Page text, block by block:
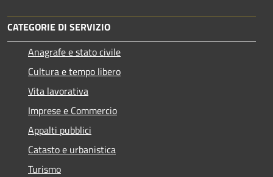
CATEGORIE DI SERVIZIO
Anagrafe e stato civile
Cultura e tempo libero
Vita lavorativa
Imprese e Commercio
Appalti pubblici
Catasto e urbanistica
Turismo